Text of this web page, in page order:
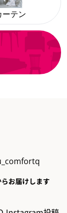
ーテン
お届けします